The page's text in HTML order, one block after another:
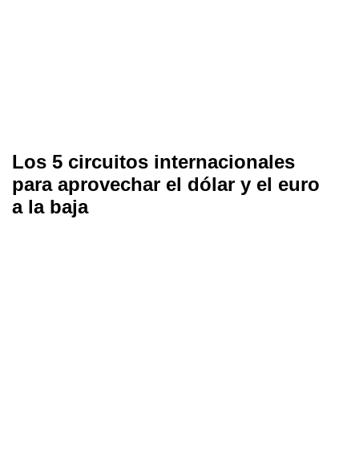
Los 5 circuitos internacionales
para aprovechar el dólar y el euro
a la baja